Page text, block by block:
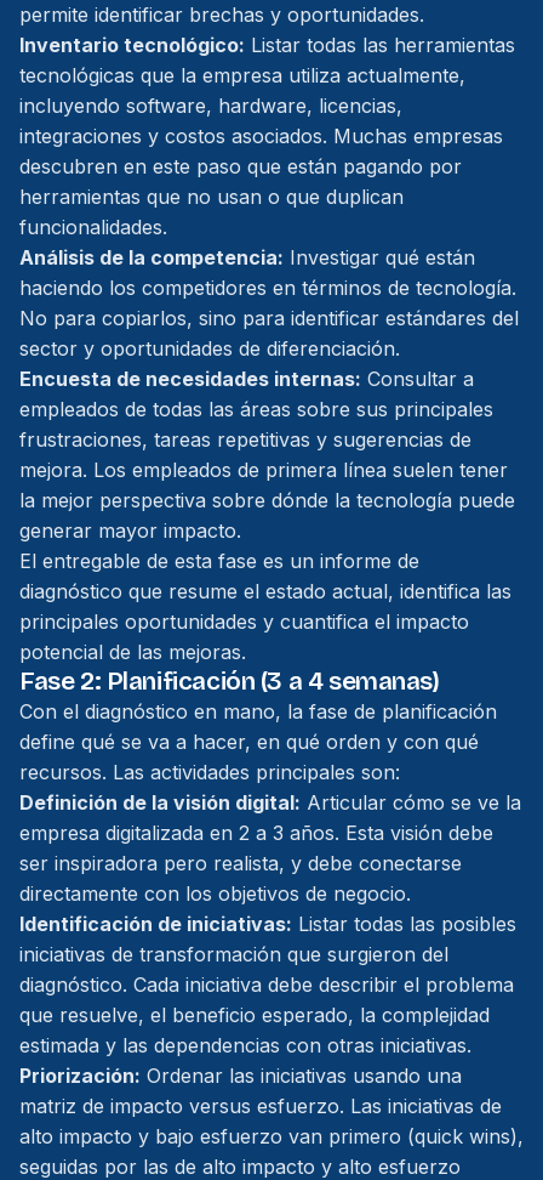
permite identificar brechas y oportunidades.
Inventario tecnológico: Listar todas las herramientas
tecnológicas que la empresa utiliza actualmente,
incluyendo software, hardware, licencias,
integraciones y costos asociados. Muchas empresas
descubren en este paso que están pagando por
herramientas que no usan o que duplican
funcionalidades.
Análisis de la competencia: Investigar qué están
haciendo los competidores en términos de tecnología.
No para copiarlos, sino para identificar estándares del
sector y oportunidades de diferenciación.
Encuesta de necesidades internas: Consultar a
empleados de todas las áreas sobre sus principales
frustraciones, tareas repetitivas y sugerencias de
mejora. Los empleados de primera línea suelen tener
la mejor perspectiva sobre dónde la tecnología puede
generar mayor impacto.
El entregable de esta fase es un informe de
diagnóstico que resume el estado actual, identifica las
principales oportunidades y cuantifica el impacto
potencial de las mejoras.
Fase 2: Planificación (3 a 4 semanas)
Con el diagnóstico en mano, la fase de planificación
define qué se va a hacer, en qué orden y con qué
recursos. Las actividades principales son:
Definición de la visión digital: Articular cómo se ve la
empresa digitalizada en 2 a 3 años. Esta visión debe
ser inspiradora pero realista, y debe conectarse
directamente con los objetivos de negocio.
Identificación de iniciativas: Listar todas las posibles
iniciativas de transformación que surgieron del
diagnóstico. Cada iniciativa debe describir el problema
que resuelve, el beneficio esperado, la complejidad
estimada y las dependencias con otras iniciativas.
Priorización: Ordenar las iniciativas usando una
matriz de impacto versus esfuerzo. Las iniciativas de
alto impacto y bajo esfuerzo van primero (quick wins),
seguidas por las de alto impacto y alto esfuerzo